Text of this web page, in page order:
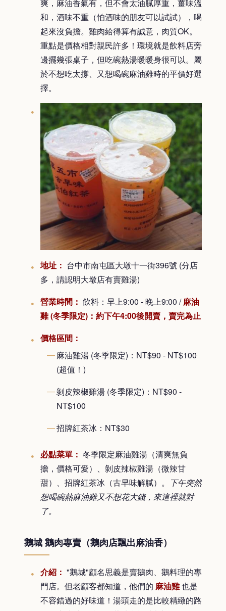
爽，麻油香氣有，但不會太油膩厚重，薑味溫
和，酒味不重（怕酒味的朋友可以試試），喝
起來沒負擔。雞肉給得算有誠意，肉質OK。
重點是價格相對親民許多！環境就是飲料店旁
邊擺幾張桌子，但吃碗熱湯暖暖身很可以。屬
於不想吃太撐、又想喝碗麻油雞時的平價好選
擇。
地址： 台中市南屯區大墩十一街396號 (分店
多，請認明大墩店有賣雞湯)
營業時間： 飲料：早上9:00 - 晚上9:00 /麻油
雞 (冬季限定)：約下午4:00後開賣，賣完為止
價格區間：
麻油雞湯 (冬季限定)：NT$90 - NT$100
(超值！)
剝皮辣椒雞湯 (冬季限定)：NT$90 -
NT$100
招牌紅茶冰：NT$30
必點菜單： 冬季限定麻油雞湯（清爽無負
擔，價格可愛）、剝皮辣椒雞湯（微辣甘
甜）、招牌紅茶冰（古早味解膩）。
下午突然
想喝碗熱麻油雞又不想花大錢，來這裡就對
了。
鵝城 鵝肉專賣（鵝肉店飄出麻油香）
介紹： "鵝城"顧名思義是賣鵝肉、鵝料理的專
門店。但老顧客都知道，他們的 麻油雞也是
不容錯過的好味道！湯頭走的是比較精緻的路